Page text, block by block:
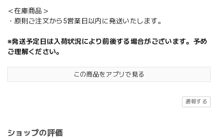
＜在庫商品＞
・原則ご注文から5営業日以内に発送いたします。
※発送予定日は入荷状況により前後する場合がございます。予め
ご理解ください。
この商品をアプリで見る
通報する
ショップの評価